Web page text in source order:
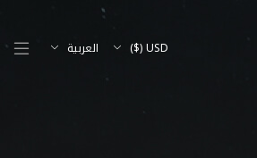
USD ($) العربية